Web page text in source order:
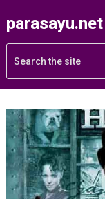
parasayu.net